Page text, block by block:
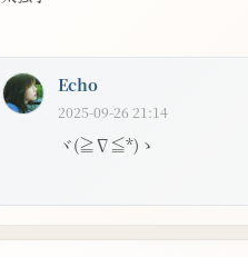
Echo
2025-09-26 21:14
ヾ(≧∇≦*)ゝ